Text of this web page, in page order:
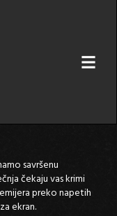
NA DOX
savršenu
čekaju vas krimi
preko napetih
ekran.